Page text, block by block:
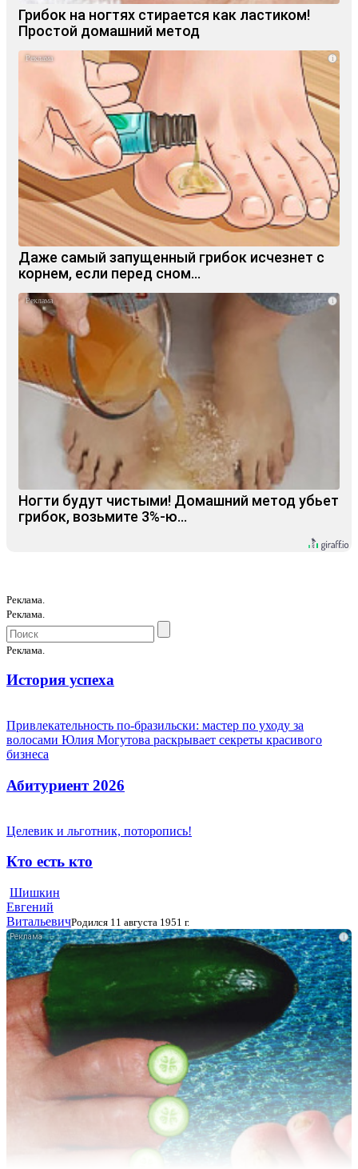
Грибок на ногтях стирается как ластиком!
Простой домашний метод
i
Даже самый запущенный грибок исчезнет с
корнем, если перед сном…
i
Ногти будут чистыми! Домашний метод убьет
грибок, возьмите 3%-ю…
Реклама.
Реклама.
Реклама.
История успеха
Привлекательность по-бразильски: мастер по уходу за
волосами Юлия Могутова раскрывает секреты красивого
бизнеса
Абитуриент 2026
Целевик и льготник, поторопись!
Кто есть кто
Шишкин
Евгений
ВитальевичРодился 11 августа 1951 г.
i